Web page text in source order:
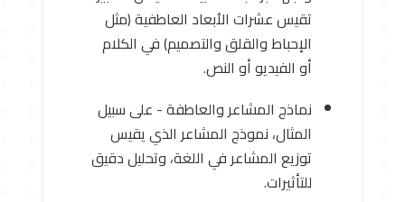
تقيس عشرات الأبعاد العاطفية (مثل
الإحباط والقلق والتصميم) في الكلام
أو الفيديو أو النص.
نماذج المشاعر والعاطفة - على سبيل
المثال، نموذج المشاعر الذي يقيس
توزيع المشاعر في اللغة، وتحليل دقيق
للتأثيرات.